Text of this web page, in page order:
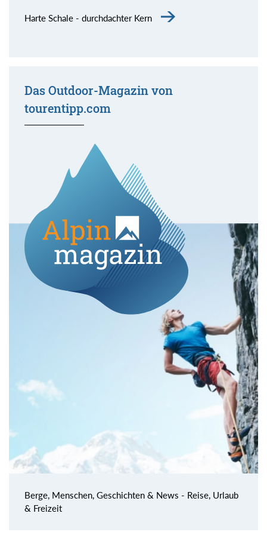
Harte Schale - durchdachter Kern
Das Outdoor-Magazin von
tourentipp.com
Berge, Menschen, Geschichten & News - Reise, Urlaub
& Freizeit